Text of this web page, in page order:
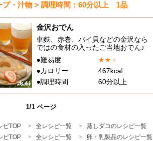
プ・汁物 > 調理時間：60分以上 1品
金沢おでん
車麩、赤巻、バイ貝などの金沢なら
ではの食材の入ったご当地おでん♪
●難易度
★★★
●カロリー
467kcal
●調理時間
60分以上
1/1 ページ
ピTOP 全レシピ一覧
蒸しダコのレシピ一覧
ピTOP
全レシピ一覧 卵・乳製品のレシピ一覧